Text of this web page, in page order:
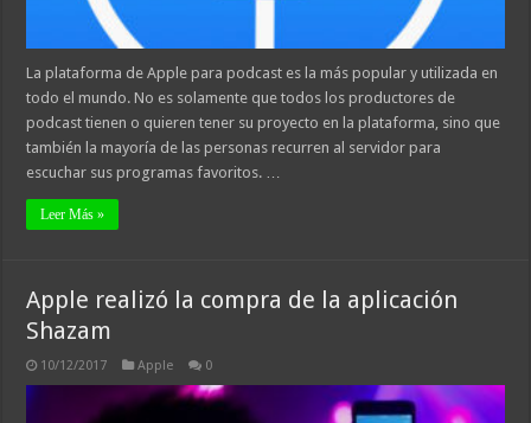
La plataforma de Apple para podcast es la más popular y utilizada en
todo el mundo. No es solamente que todos los productores de
podcast tienen o quieren tener su proyecto en la plataforma, sino que
también la mayoría de las personas recurren al servidor para
escuchar sus programas favoritos. …
Leer Más »
Apple realizó la compra de la aplicación
Shazam
10/12/2017 Apple 0